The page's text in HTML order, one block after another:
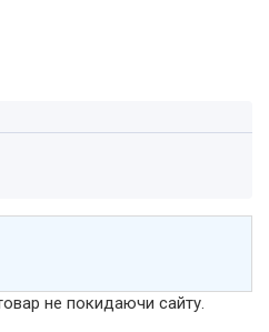
не покидаючи сайту.